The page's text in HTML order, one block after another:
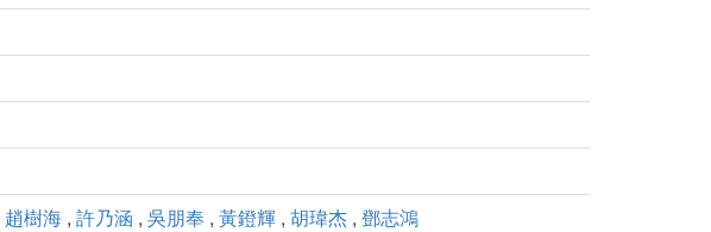
趙樹海 , 許乃涵 , 吳朋奉 , 黃鐙輝 , 胡瑋杰 , 鄧志鴻